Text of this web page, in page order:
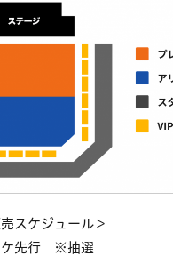
スケジュール＞
ケ先行 ※抽選